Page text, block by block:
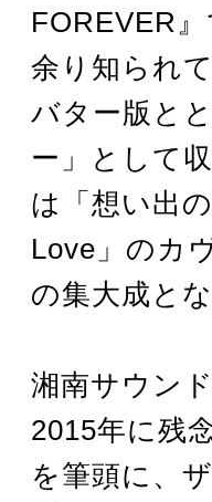
FOREVER
余り知られ
バター版と
ー」として
は「想い出
Love」のカ
の集大成と
湘南サウン
2015年に残
を筆頭に、